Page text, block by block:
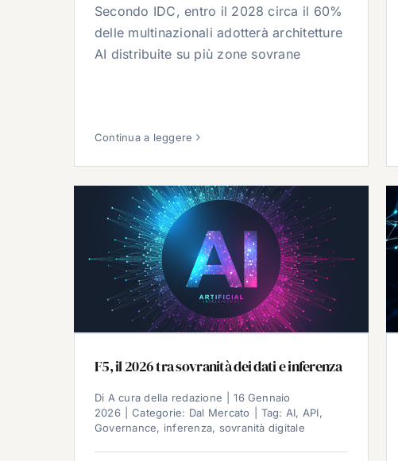
Secondo IDC, entro il 2028 circa il 60%
delle multinazionali adotterà architetture
AI distribuite su più zone sovrane
Continua a leggere
F5, il 2026 tra sovranità dei dati e inferenza
Di A cura della redazione
16 Gennaio
2026
Categorie: Dal Mercato Tag: AI, API,
Governance, inferenza, sovranità digitale